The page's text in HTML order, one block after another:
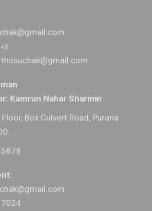
Kamrun Nahar Sharmin
Box Culvert Road, Purana